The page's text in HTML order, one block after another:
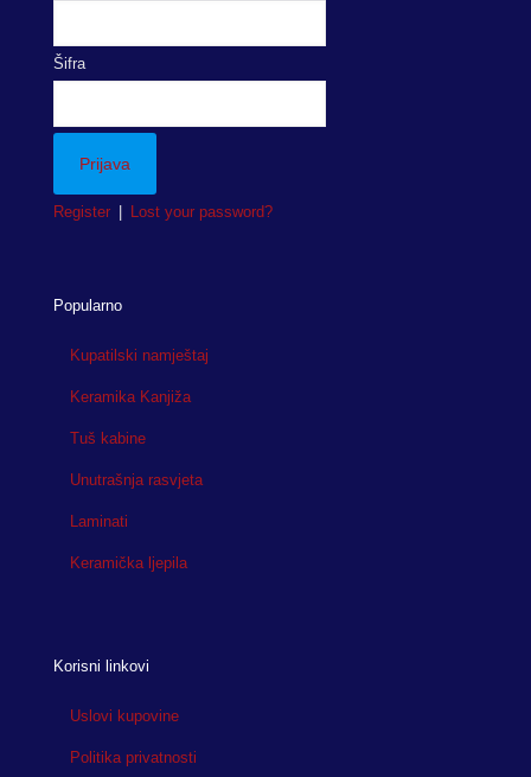
Šifra
Register | Lost your password?
Popularno
Kupatilski namještaj
Keramika Kanjiža
Tuš kabine
Unutrašnja rasvjeta
Laminati
Keramička ljepila
Korisni linkovi
Uslovi kupovine
Politika privatnosti